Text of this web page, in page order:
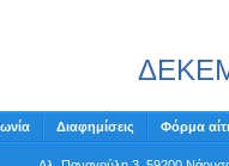
Διαφημίσεις Φόρμα